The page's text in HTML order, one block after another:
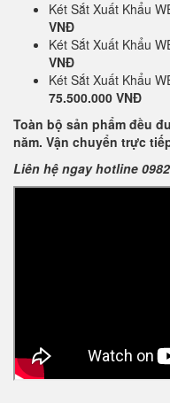
Két Sắt Xuất Khẩu
VNĐ
Két Sắt Xuất Khẩu
VNĐ
Két Sắt Xuất Khẩu
75.500.000 VNĐ
Toàn bộ sản phẩm đều
năm. Vận chuyển trực
Liên hệ ngay hotline